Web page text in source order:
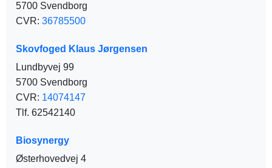
5700 Svendborg
CVR: 36785500
Skovfoged Klaus Jørgensen
Lundbyvej 99
5700 Svendborg
CVR: 14074147
Tlf. 62542140
Biosynergy
Østerhovedvej 4